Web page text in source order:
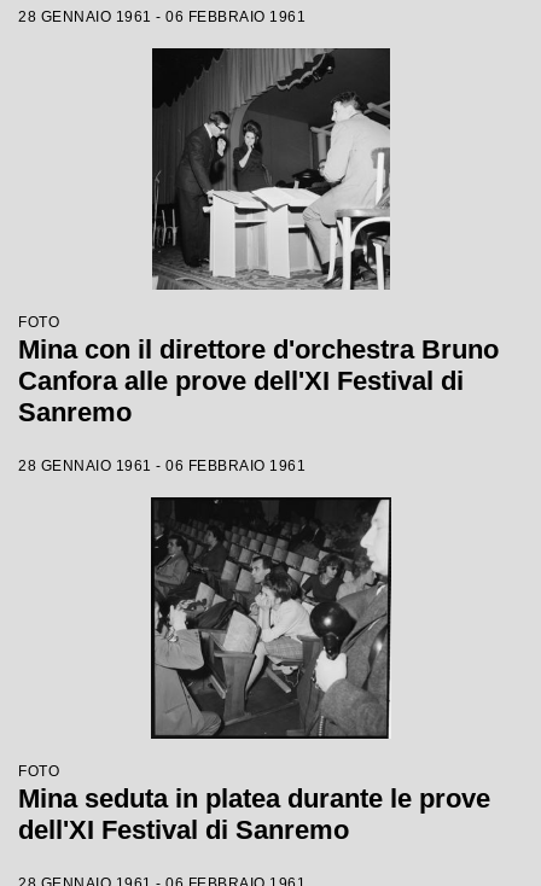
28 GENNAIO 1961 - 06 FEBBRAIO 1961
FOTO
Mina con il direttore d'orchestra Bruno
Canfora alle prove dell'XI Festival di
Sanremo
28 GENNAIO 1961 - 06 FEBBRAIO 1961
FOTO
Mina seduta in platea durante le prove
dell'XI Festival di Sanremo